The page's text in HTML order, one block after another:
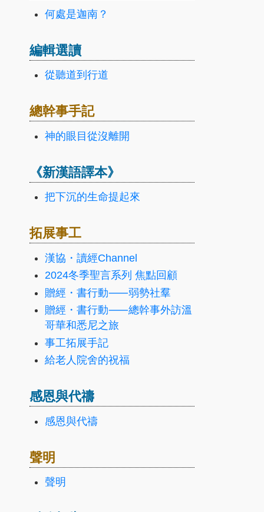
何處是迦南？
編輯選讀
從聽道到行道
總幹事手記
神的眼目從沒離開
《新漢語譯本》
把下沉的生命提起來
拓展事工
漢協・讀經Channel
2024冬季聖言系列 焦點回顧
贈經・書行動⸺弱勢社羣
贈經・書行動⸺總幹事外訪溫
哥華和悉尼之旅
事工拓展手記
給老人院舍的祝福
感恩與代禱
感恩與代禱
聲明
聲明